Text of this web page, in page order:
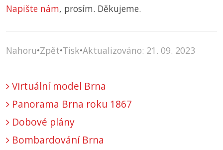
Napište nám, prosím. Děkujeme.
Nahoru•Zpět•Tisk•Aktualizováno: 21. 09. 2023
Virtuální model Brna
Panorama Brna roku 1867
Dobové plány
Bombardování Brna